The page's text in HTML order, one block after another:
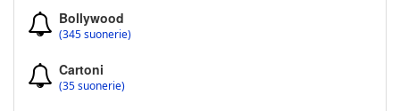
Bollywood
(345 suonerie)
Cartoni
(35 suonerie)